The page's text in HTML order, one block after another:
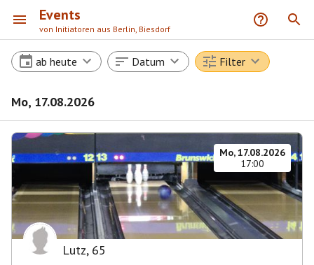
Events
von Initiatoren aus Berlin, Biesdorf
ab heute Datum Filter
Mo, 17.08.2026
Mo, 17.08.2026
17:00
Lutz, 65